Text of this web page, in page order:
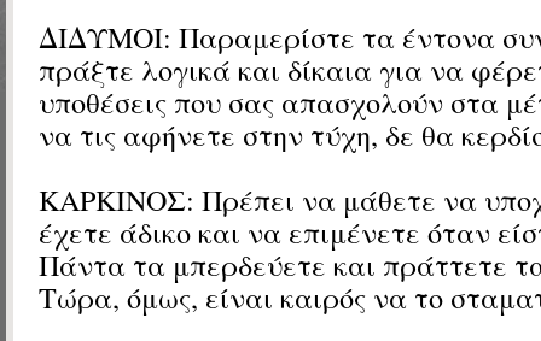
ΔΙΔΥΜΟΙ: Παραμερίστε τα έντονα
πράξτε λογικά και δίκαια για να
υποθέσεις που σας απασχολούν στα
να τις αφήνετε στην τύχη, δε θα
ΚΑΡΚΙΝΟΣ: Πρέπει να μάθετε να
έχετε άδικο και να επιμένετε όταν
Πάντα τα μπερδεύετε και πράττετε
Τώρα, όμως, είναι καιρός να το